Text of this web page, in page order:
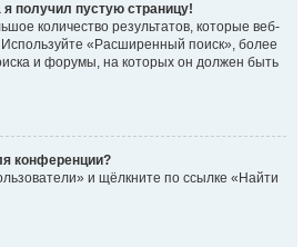
я получил пустую страницу!
количество результатов, которые веб-
«Расширенный поиск», более
и форумы, на которых он должен быть
конференции?
и щёлкните по ссылке «Найти